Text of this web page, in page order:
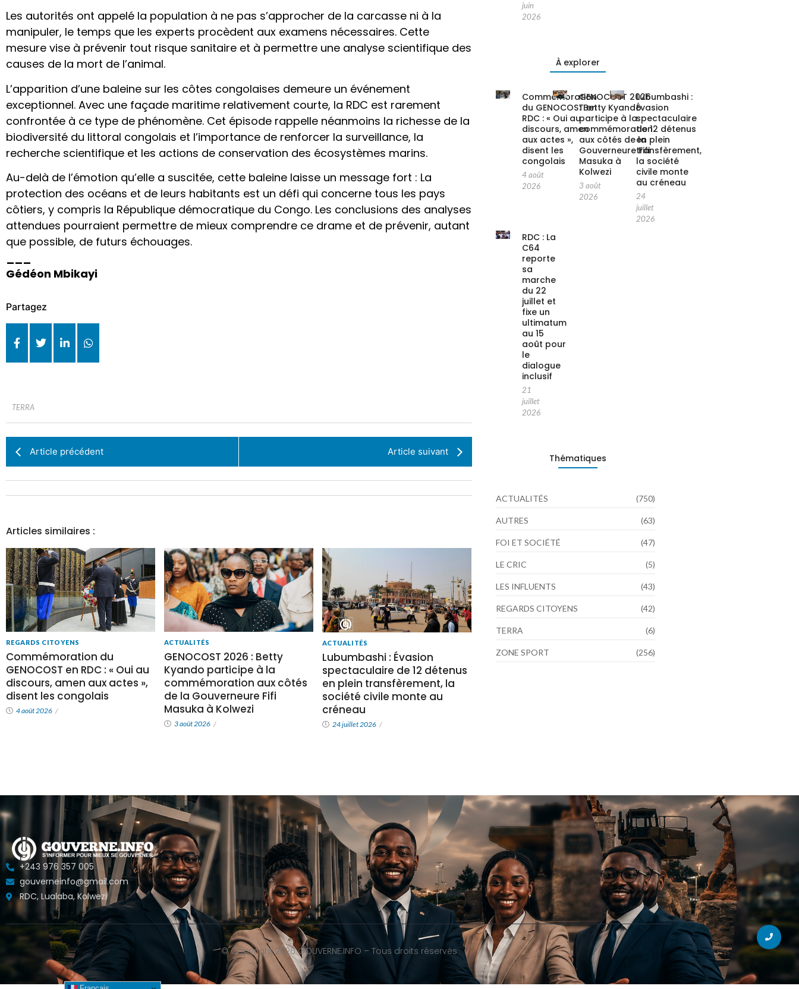
Les autorités ont appelé la population à ne pas s’approcher de la carcasse ni à la
manipuler, le temps que les experts procèdent aux examens nécessaires. Cette
mesure vise à prévenir tout risque sanitaire et à permettre une analyse scientifique des
causes de la mort de l’animal.
L’apparition d’une baleine sur les côtes congolaises demeure un événement
exceptionnel. Avec une façade maritime relativement courte, la RDC est rarement
confrontée à ce type de phénomène. Cet épisode rappelle néanmoins la richesse de la
biodiversité du littoral congolais et l’importance de renforcer la surveillance, la
recherche scientifique et les actions de conservation des écosystèmes marins.
Au-delà de l’émotion qu’elle a suscitée, cette baleine laisse un message fort : La
protection des océans et de leurs habitants est un défi qui concerne tous les pays
côtiers, y compris la République démocratique du Congo. Les conclusions des analyses
attendues pourraient permettre de mieux comprendre ce drame et de prévenir, autant
que possible, de futurs échouages.
Gédéon Mbikayi
Partagez
TERRA
Article précédent Article suivant
Articles similaires :
REGARDS CITOYENS
Commémoration du
GENOCOST en RDC : « Oui au
discours, amen aux actes »,
disent les congolais
4 août 2026 /
ACTUALITÉS
GENOCOST 2026 : Betty
Kyando participe à la
commémoration aux côtés
de la Gouverneure Fifi
Masuka à Kolwezi
3 août 2026 /
ACTUALITÉS
Lubumbashi : Évasion
spectaculaire de 12 détenus
en plein transfèrement, la
société civile monte au
créneau
24 juillet 2026 /
juin
2026
À explorer
Commémoration
du GENOCOST en
RDC : « Oui au
discours, amen
aux actes »,
disent les
congolais
4 août
2026
GENOCOST 2026
: Betty Kyando
participe à la
commémoration
aux côtés de la
Gouverneure Fifi
Masuka à
Kolwezi
3 août
2026
Lubumbashi :
Évasion
spectaculaire
de 12 détenus
en plein
transfèrement,
la société
civile monte
au créneau
24
juillet
2026
RDC : La
C64
reporte
sa
marche
du 22
juillet et
fixe un
ultimatum
au 15
août pour
le
dialogue
inclusif
21
juillet
2026
Thématiques
ACTUALITÉS (750)
AUTRES (63)
FOI ET SOCIÉTÉ (47)
LE CRIC (5)
LES INFLUENTS (43)
REGARDS CITOYENS (42)
TERRA (6)
ZONE SPORT (256)
+243 976 357 005
gouverneinfo@gmail.com
RDC, Lualaba, Kolwezi
© Copyright2026GOUVERNE.INFO – Tous droits réservés